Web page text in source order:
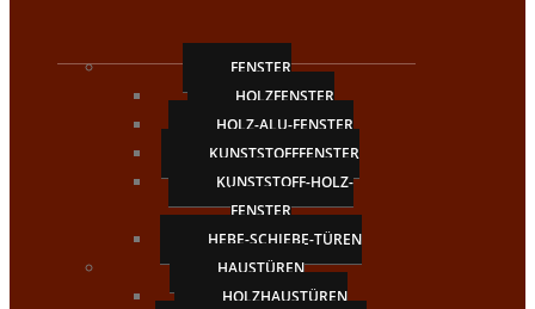
FENSTER
HOLZFENSTER
HOLZ-ALU-FENSTER
KUNSTSTOFFFENSTER
KUNSTSTOFF-HOLZ-
FENSTER
HEBE-SCHIEBE-TÜREN
HAUSTÜREN
HOLZHAUSTÜREN